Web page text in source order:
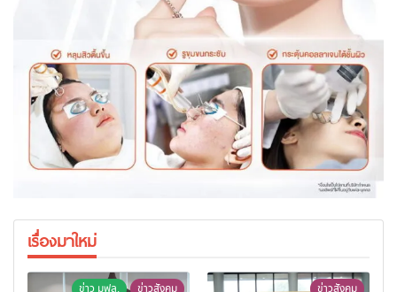
เรื่องมาใหม่